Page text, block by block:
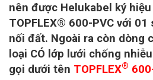
nên được Helukabel ký hiệu
TOPFLEX® 600-PVC với 01
nối đất. Ngoài ra còn dòng
loại CÓ lớp lưới chống
gọi dưới tên TOPFLEX®